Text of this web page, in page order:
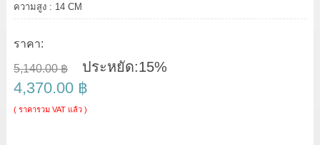
ความสูง : 14 CM
ราคา:
5,140.00 ฿ ประหยัด:15%
4,370.00 ฿
( ราคารวม VAT แล้ว )